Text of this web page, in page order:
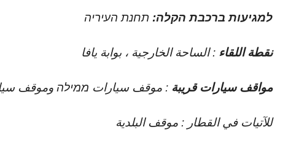
למגיעות ברכבת הקלה: תחנת העיריה
نقطة اللقاء : الساحة الخارجية ، بوابة يافا
مواقف سيارات قريبة : موقف سيارات ממילה وموقف
للآتيات في القطار : موقف البلدية